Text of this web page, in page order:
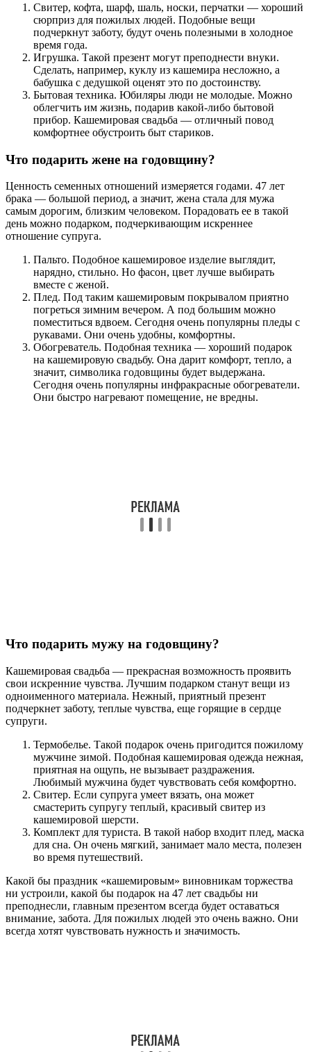
Свитер, кофта, шарф, шаль, носки, перчатки — хороший
сюрприз для пожилых людей. Подобные вещи
подчеркнут заботу, будут очень полезными в холодное
время года.
Игрушка. Такой презент могут преподнести внуки.
Сделать, например, куклу из кашемира несложно, а
бабушка с дедушкой оценят это по достоинству.
Бытовая техника. Юбиляры люди не молодые. Можно
облегчить им жизнь, подарив какой-либо бытовой
прибор. Кашемировая свадьба — отличный повод
комфортнее обустроить быт стариков.
Что подарить жене на годовщину?
Ценность семенных отношений измеряется годами. 47 лет
брака — большой период, а значит, жена стала для мужа
самым дорогим, близким человеком. Порадовать ее в такой
день можно подарком, подчеркивающим искреннее
отношение супруга.
Пальто. Подобное кашемировое изделие выглядит,
нарядно, стильно. Но фасон, цвет лучше выбирать
вместе с женой.
Плед. Под таким кашемировым покрывалом приятно
погреться зимним вечером. А под большим можно
поместиться вдвоем. Сегодня очень популярны пледы с
рукавами. Они очень удобны, комфортны.
Обогреватель. Подобная техника — хороший подарок
на кашемировую свадьбу. Она дарит комфорт, тепло, а
значит, символика годовщины будет выдержана.
Сегодня очень популярны инфракрасные обогреватели.
Они быстро нагревают помещение, не вредны.
Что подарить мужу на годовщину?
Кашемировая свадьба — прекрасная возможность проявить
свои искренние чувства. Лучшим подарком станут вещи из
одноименного материала. Нежный, приятный презент
подчеркнет заботу, теплые чувства, еще горящие в сердце
супруги.
Термобелье. Такой подарок очень пригодится пожилому
мужчине зимой. Подобная кашемировая одежда нежная,
приятная на ощупь, не вызывает раздражения.
Любимый мужчина будет чувствовать себя комфортно.
Свитер. Если супруга умеет вязать, она может
смастерить супругу теплый, красивый свитер из
кашемировой шерсти.
Комплект для туриста. В такой набор входит плед, маска
для сна. Он очень мягкий, занимает мало места, полезен
во время путешествий.
Какой бы праздник «кашемировым» виновникам торжества
ни устроили, какой бы подарок на 47 лет свадьбы ни
преподнесли, главным презентом всегда будет оставаться
внимание, забота. Для пожилых людей это очень важно. Они
всегда хотят чувствовать нужность и значимость.